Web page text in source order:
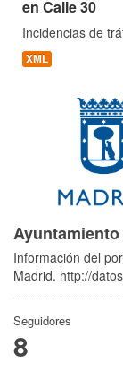
en Calle 30
Incidencias de
XML
Información del
Madrid. http://
Seguidores
8